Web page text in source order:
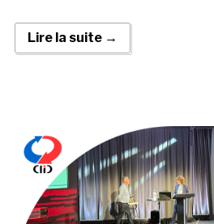
Lire la suite →